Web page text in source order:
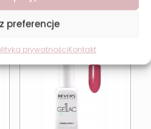
preferencje
prywatnościKontakt
13,74zł